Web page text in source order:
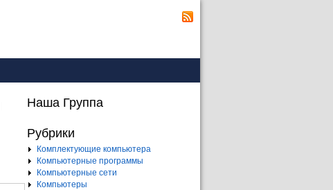
Наша Группа
Рубрики
Комплектующие компьютера
Компьютерные программы
Компьютерные сети
Компьютеры